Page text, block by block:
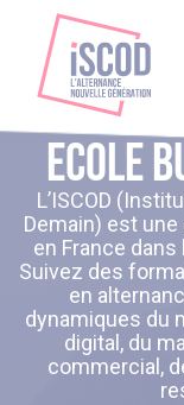
Ecole
L’ISCOD
Demain) est
en France dans
Suivez des
en
dynamiques du
digital, du
commercial,